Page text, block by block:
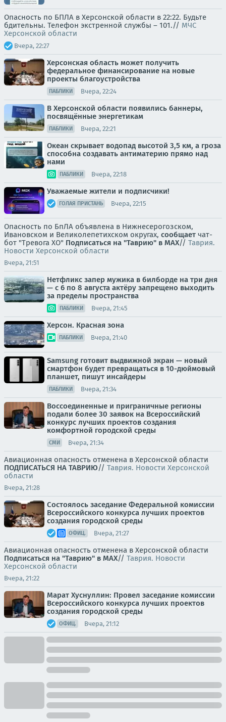
Опасность по БПЛА в Херсонской области в 22:22. Будьте
бдительны. Телефон экстренной службы – 101.// МЧС
Херсонской области
Вчера, 22:27
Херсонская область может получить
федеральное финансирование на новые
проекты благоустройства
ПАБЛИКИ Вчера, 22:24
В Херсонской области появились баннеры,
посвящённые энергетикам
ПАБЛИКИ Вчера, 22:21
Океан скрывает водопад высотой 3,5 км, а гроза
способна создавать антиматерию прямо над
нами
ПАБЛИКИ Вчера, 22:18
Уважаемые жители и подписчики!
ГОЛАЯ ПРИСТАНЬ Вчера, 22:15
Опасность по БпЛА объявлена в Нижнесерогозском,
Ивановском и Великолепетихском округах, сообщает чат-
бот "Тревога ХО" Подписаться на "Таврию" в MAX// Таврия.
Новости Херсонской области
Вчера, 21:51
Нетфликс запер мужика в билборде на три дня
— с 6 по 8 августа актёру запрещено выходить
за пределы пространства
ПАБЛИКИ Вчера, 21:45
Херсон. Красная зона
ПАБЛИКИ Вчера, 21:40
Samsung готовит выдвижной экран — новый
смартфон будет превращаться в 10-дюймовый
планшет, пишут инсайдеры
ПАБЛИКИ Вчера, 21:34
Воссоединенные и приграничные регионы
подали более 30 заявок на Всероссийский
конкурс лучших проектов создания
комфортной городской среды
СМИ Вчера, 21:34
Авиационная опасность отменена в Херсонской области
ПОДПИСАТЬСЯ НА ТАВРИЮ// Таврия. Новости Херсонской
области
Вчера, 21:28
Состоялось заседание Федеральной комиссии
Всероссийского конкурса лучших проектов
создания городской среды
ОФИЦ. Вчера, 21:27
Авиационная опасность отменена в Херсонской области
Подписаться на "Таврию" в MAX// Таврия. Новости
Херсонской области
Вчера, 21:22
Марат Хуснуллин: Провел заседание комиссии
Всероссийского конкурса лучших проектов
создания городской среды
ОФИЦ. Вчера, 21:12